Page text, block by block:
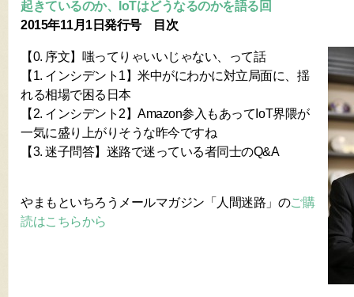
起きているのか、IoTはどうなるのかを語る回
2015年11月1日発行号 目次
【0. 序文】嗤ってりゃいいじゃない、って話
【1. インシデント1】米中がにわかに対立局面に、揺
れる相場で困る日本
【2. インシデント2】Amazon参入もあってIoT界隈が
一気に盛り上がりそうな昨今ですね
【3. 迷子問答】迷路で迷っている者同士のQ&A
やまもといちろうメールマガジン「人間迷路」のご購
読はこちらから